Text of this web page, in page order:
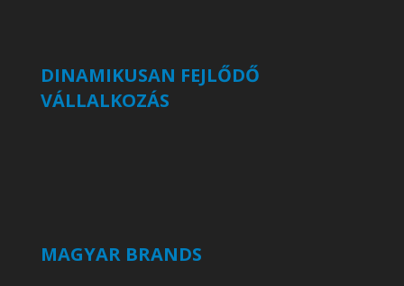
DINAMIKUSAN FEJLŐDŐ
VÁLLALKOZÁS
MAGYAR BRANDS